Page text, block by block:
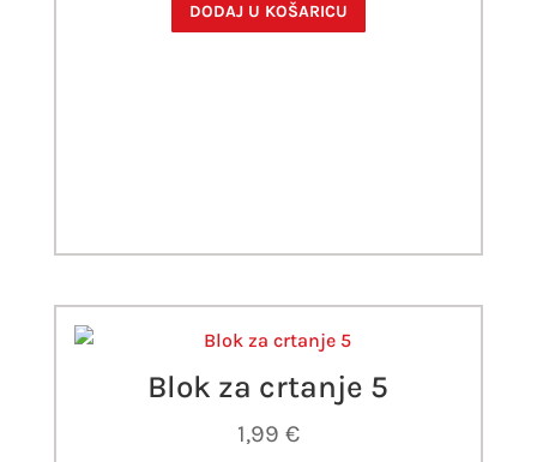
DODAJ U KOŠARICU
Blok za crtanje 5
1,99 €